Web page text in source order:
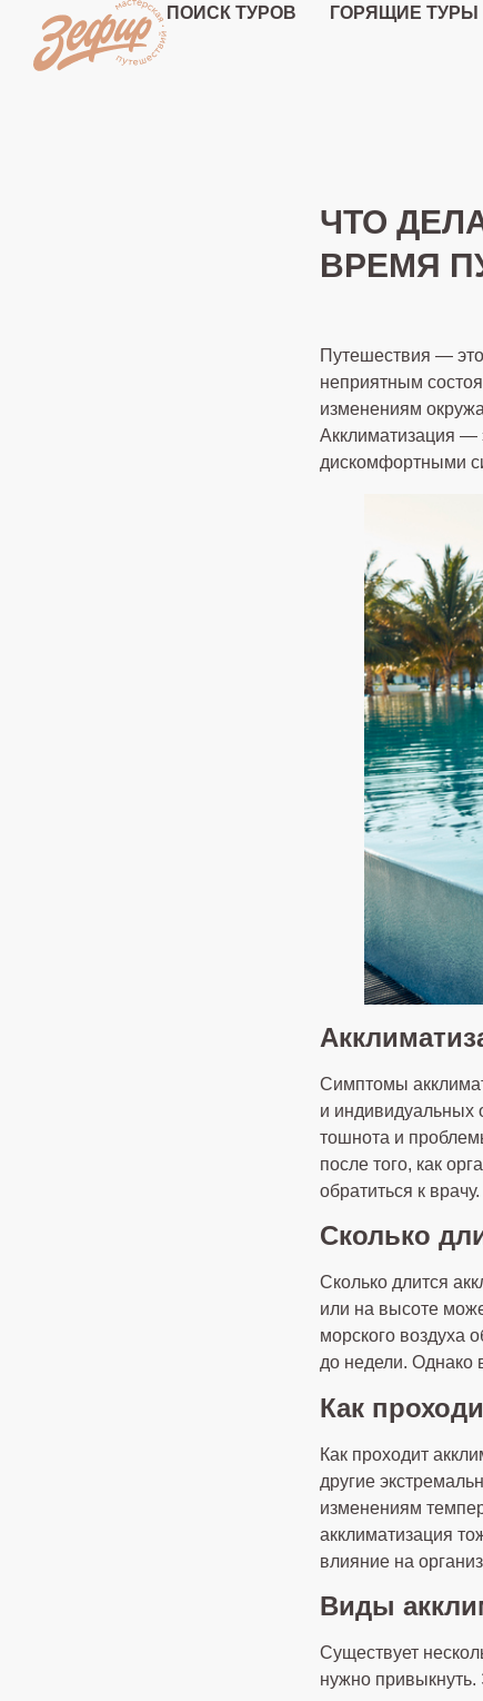
ПОИСК ТУРОВ ГОРЯЩИЕ ТУРЫ
ЧТО
ВРЕМЯ
Путешествия —
неприятным
изменениям
Акклиматизация —
дискомфортными
Симптомы
и индивидуальных
тошнота и
после того, как
обратиться к врачу.
Сколько
Сколько длится
или на высоте
морского воздуха
до недели. Однако
Как
Как проходит
другие
изменениям
акклиматизация
влияние на
Виды
Существует
нужно привыкнуть.